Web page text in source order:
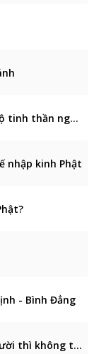
Thầy Lý dạy tôi tập trung toàn bộ tinh thần nghe giảng
nhập kinh Phật
- Bình Đẳng
Vì sao có người thành tựu, có người thì không thể thành tựu?